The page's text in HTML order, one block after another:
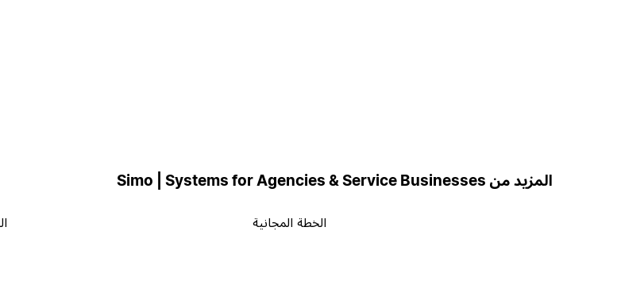
المزيد من Simo | Systems for Agencies & Service Businesses
الخطة المجانية